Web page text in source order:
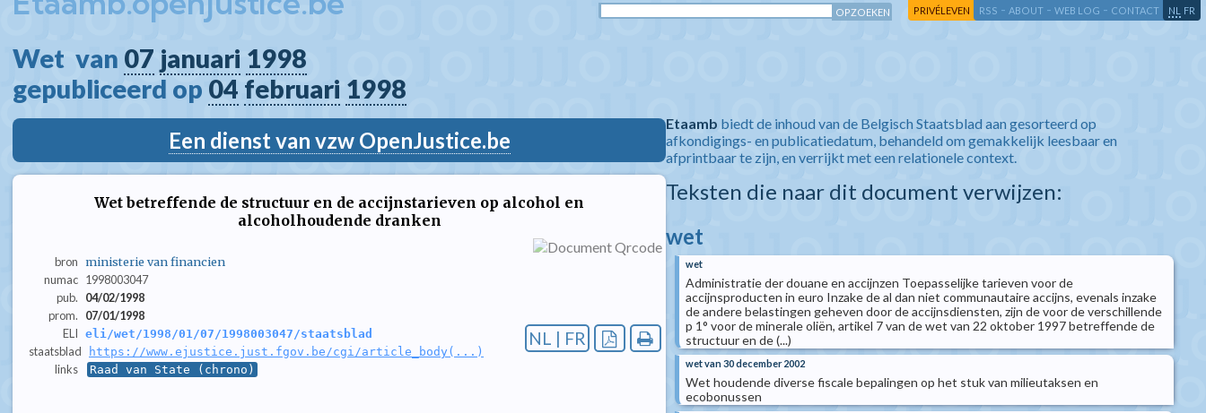
PRIVÉLEVEN RSS - ABOUT - WEB LOG - CONTACT NL FR
Wet  van 07 januari 1998
gepubliceerd op 04 februari 1998
Een dienst van vzw OpenJustice.be
Wet betreffende de structuur en de accijnstarieven op alcohol en
alcoholhoudende dranken
bron ministerie van financien
numac 1998003047
pub.
04/02/1998
prom.
07/01/1998
ELI eli/wet/1998/01/07/1998003047/staatsblad
staatsblad https://www.ejustice.just.fgov.be/cgi/article_body(...)
links Raad van State (chrono)
NL | FR
Etaamb biedt de inhoud van de Belgisch Staatsblad aan gesorteerd op
afkondigings- en publicatiedatum, behandeld om gemakkelijk leesbaar en
afprintbaar te zijn, en verrijkt met een relationele context.
Teksten die naar dit document verwijzen:
wet
wet
Administratie der douane en accijnzen Toepasselijke tarieven voor de
accijnsproducten in euro Inzake de al dan niet communautaire accijns, evenals inzake
de andere belastingen geheven door de accijnsdiensten, zijn de voor de verschillende
p 1° voor de minerale oliën, artikel 7 van de wet van 22 oktober 1997 betreffende de
structuur en de (...)
wet van 30 december 2002
Wet houdende diverse fiscale bepalingen op het stuk van milieutaksen en
ecobonussen